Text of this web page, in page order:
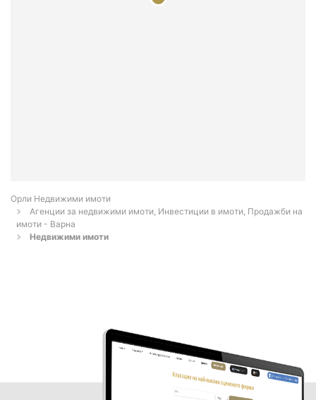
Орли Недвижими имоти
Агенции за недвижими имоти, Инвестиции в имоти, Продажби на
имоти - Варна
Недвижими имоти